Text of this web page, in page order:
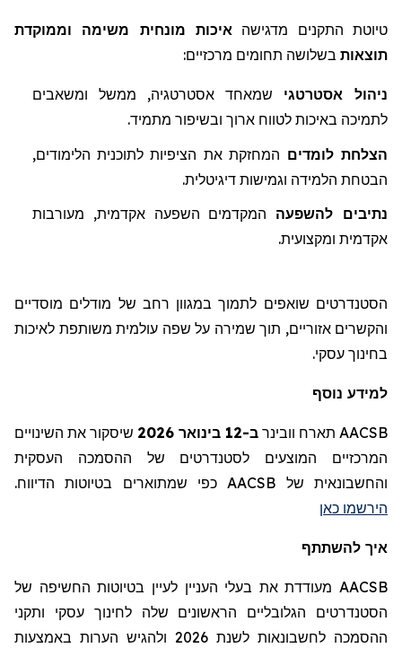
טיוטת התקנים מדגישה איכות מונחית משימה וממוקדת
תוצאות בשלושה תחומים מרכזיים:
ניהול אסטרטגי שמאחד אסטרטגיה, ממשל ומשאבים
לתמיכה באיכות לטווח ארוך ובשיפור מתמיד.
הצלחת לומדים המחזקת את הציפיות לתוכנית הלימודים,
הבטחת הלמידה וגמישות דיגיטלית.
נתיבים להשפעה המקדמים השפעה אקדמית, מעורבות
אקדמית ומקצועית.
הסטנדרטים שואפים לתמוך במגוון רחב של מודלים מוסדיים
והקשרים אזוריים, תוך שמירה על שפה עולמית משותפת לאיכות
בחינוך עסקי.
למידע נוסף
AACSB תארח וובינר ב-12 בינואר 2026 שיסקור את השינויים
המרכזיים המוצעים לסטנדרטים של ההסמכה העסקית
והחשבונאית של AACSB
כפי שמתוארים בטיוטות הדיווח.
הירשמו כאן
איך להשתתף
AACSB מעודדת את בעלי העניין לעיין בטיוטות החשיפה של
הסטנדרטים הגלובליים הראשונים שלה לחינוך עסקי ותקני
ההסמכה לחשבונאות לשנת 2026 ולהגיש הערות באמצעות